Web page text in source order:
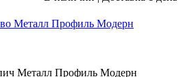
Металл Профиль Модерн
Металл Профиль Модерн